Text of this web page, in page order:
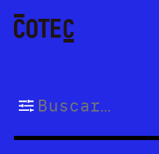
content